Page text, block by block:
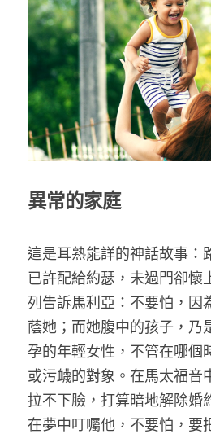
乘著夢想去旅行
成長部落格
特稿
解惑之窗
神學淺說
信仰生活
好書櫥窗
厝邊頭尾
家書
奉獻支持
異常的家庭
這是耳熟能詳的神話故事：
已許配給約瑟，未過門卻懷
列告訴馬利亞：不要怕，因
蔭她；而她腹中的孩子，乃
孕的年輕女性，不管在哪個
或污衊的對象。在馬太福音
拉不下臉，打算暗地解除婚
在夢中叮囑他，不要怕，要